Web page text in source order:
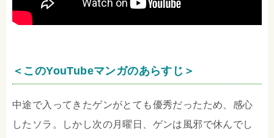
＜このYouTubeマンガのあらすじ＞
中途で入ってきたゲンがとても優秀だったため、感心
したソラ。しかし次の月曜日、ゲンは風邪で休んでし